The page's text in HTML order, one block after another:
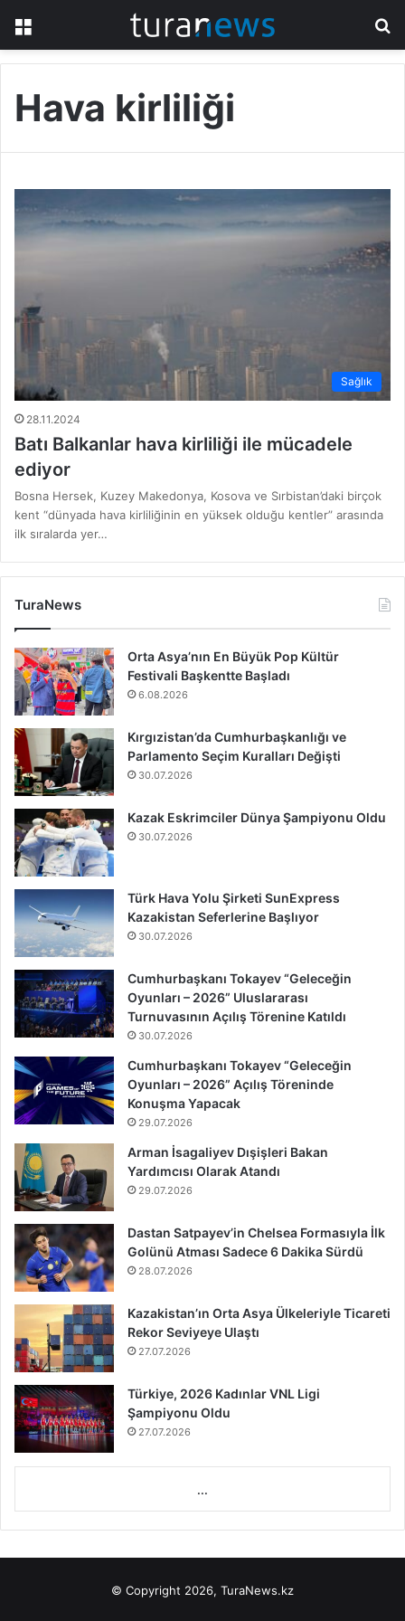
Hava kirliliği
Sağlık
28.11.2024
Batı Balkanlar hava kirliliği ile mücadele
ediyor
Bosna Hersek, Kuzey Makedonya, Kosova ve Sırbistan’daki birçok
kent “dünyada hava kirliliğinin en yüksek olduğu kentler” arasında
ilk sıralarda yer…
TuraNews
Orta Asya’nın En Büyük Pop Kültür
Festivali Başkentte Başladı
6.08.2026
Kırgızistan’da Cumhurbaşkanlığı ve
Parlamento Seçim Kuralları Değişti
30.07.2026
Kazak Eskrimciler Dünya Şampiyonu Oldu
30.07.2026
Türk Hava Yolu Şirketi SunExpress
Kazakistan Seferlerine Başlıyor
30.07.2026
Cumhurbaşkanı Tokayev “Geleceğin
Oyunları – 2026” Uluslararası
Turnuvasının Açılış Törenine Katıldı
30.07.2026
Cumhurbaşkanı Tokayev “Geleceğin
Oyunları – 2026” Açılış Töreninde
Konuşma Yapacak
29.07.2026
Arman İsagaliyev Dışişleri Bakan
Yardımcısı Olarak Atandı
29.07.2026
Dastan Satpayev’in Chelsea Formasıyla İlk
Golünü Atması Sadece 6 Dakika Sürdü
28.07.2026
Kazakistan’ın Orta Asya Ülkeleriyle Ticareti
Rekor Seviyeye Ulaştı
27.07.2026
Türkiye, 2026 Kadınlar VNL Ligi
Şampiyonu Oldu
27.07.2026
...
© Copyright 2026, TuraNews.kz